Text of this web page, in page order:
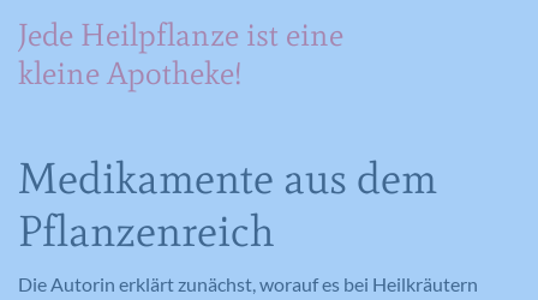
Jede Heilpflanze ist eine
kleine Apotheke!
Medikamente aus dem
Pflanzenreich
Die Autorin erklärt zunächst, worauf es bei Heilkräutern